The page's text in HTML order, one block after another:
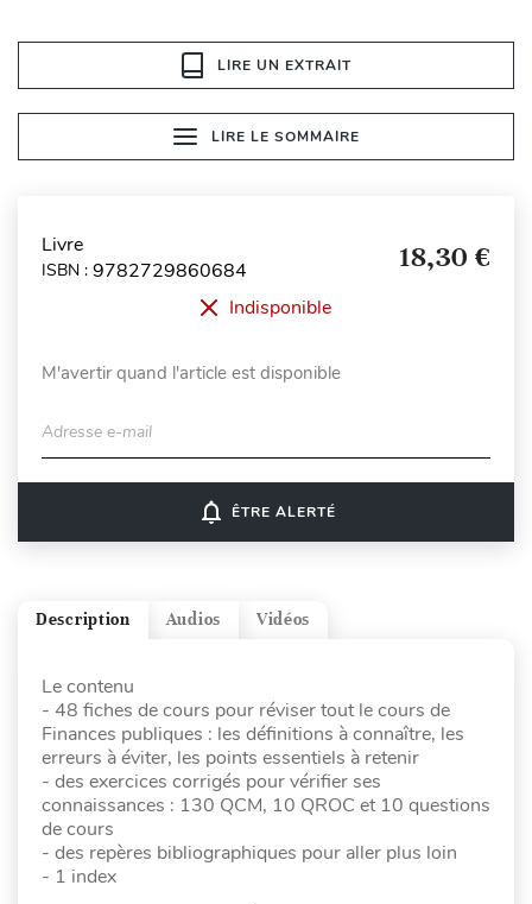
LIRE UN EXTRAIT
LIRE LE SOMMAIRE
Livre
ISBN : 9782729860684 18,30 €
Indisponible
M'avertir quand l'article est disponible
Adresse e-mail
notifications_none ÊTRE ALERTÉ
Vidéos
Audios
Description
Le contenu
- 48 fiches de cours pour réviser tout le cours de
Finances publiques : les définitions à connaître, les
erreurs à éviter, les points essentiels à retenir
- des exercices corrigés pour vérifier ses
connaissances : 130 QCM, 10 QROC et 10 questions
de cours
- des repères bibliographiques pour aller plus loin
- 1 index